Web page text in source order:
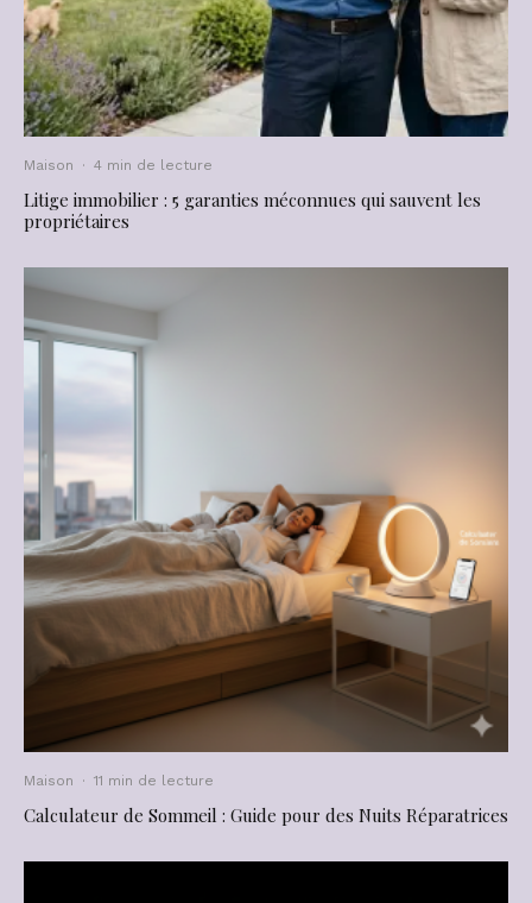
Maison · 4 min de lecture
Litige immobilier : 5 garanties méconnues qui sauvent les
propriétaires
Maison · 11 min de lecture
Calculateur de Sommeil : Guide pour des Nuits Réparatrices